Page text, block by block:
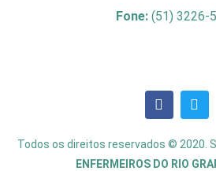
Fone: (51) 3226-
Todos os direitos reservados © 2020.
ENFERMEIROS DO RIO